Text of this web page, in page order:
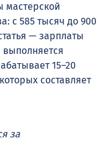
мастерской
с 585 тысяч до 900
— зарплаты
выполняется
15–20
составляет
за